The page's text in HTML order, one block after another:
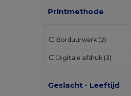
Printmethode
Borduurwerk (2)
Digitale afdruk (3)
Geslacht - Leeftijd